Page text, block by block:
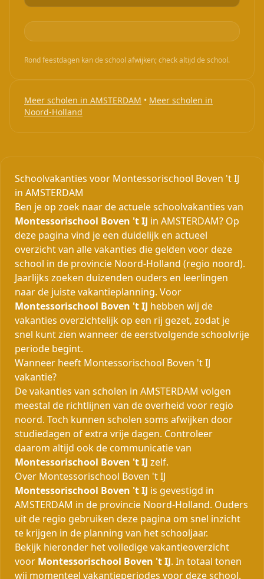
Rond feestdagen kan de school afwijken; check altijd de school.
Meer scholen in AMSTERDAM • Meer scholen in
Noord-Holland
Schoolvakanties voor Montessorischool Boven 't IJ
in AMSTERDAM
Ben je op zoek naar de actuele schoolvakanties van
Montessorischool Boven 't IJ in AMSTERDAM? Op
deze pagina vind je een duidelijk en actueel
overzicht van alle vakanties die gelden voor deze
school in de provincie Noord-Holland (regio noord).
Jaarlijks zoeken duizenden ouders en leerlingen
naar de juiste vakantieplanning. Voor
Montessorischool Boven 't IJ hebben wij de
vakanties overzichtelijk op een rij gezet, zodat je
snel kunt zien wanneer de eerstvolgende schoolvrije
periode begint.
Wanneer heeft Montessorischool Boven 't IJ
vakantie?
De vakanties van scholen in AMSTERDAM volgen
meestal de richtlijnen van de overheid voor regio
noord. Toch kunnen scholen soms afwijken door
studiedagen of extra vrije dagen. Controleer
daarom altijd ook de communicatie van
Montessorischool Boven 't IJ zelf.
Over Montessorischool Boven 't IJ
Montessorischool Boven 't IJ is gevestigd in
AMSTERDAM in de provincie Noord-Holland. Ouders
uit de regio gebruiken deze pagina om snel inzicht
te krijgen in de planning van het schooljaar.
Bekijk hieronder het volledige vakantieoverzicht
voor Montessorischool Boven 't IJ. In totaal tonen
wij momenteel vakantieperiodes voor deze school.